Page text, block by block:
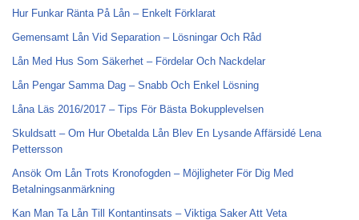
Hur Funkar Ränta På Lån – Enkelt Förklarat
Gemensamt Lån Vid Separation – Lösningar Och Råd
Lån Med Hus Som Säkerhet – Fördelar Och Nackdelar
Lån Pengar Samma Dag – Snabb Och Enkel Lösning
Låna Läs 2016/2017 – Tips För Bästa Bokupplevelsen
Skuldsatt – Om Hur Obetalda Lån Blev En Lysande Affärsidé Lena
Pettersson
Ansök Om Lån Trots Kronofogden – Möjligheter För Dig Med
Betalningsanmärkning
Kan Man Ta Lån Till Kontantinsats – Viktiga Saker Att Veta